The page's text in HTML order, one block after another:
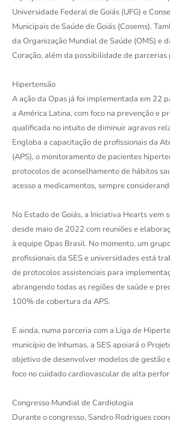
Universidade Federal de Goiás (UFG) e
Municipais de Saúde de Goiás (Cosems).
da Organização Mundial de Saúde (OMS) e
Coração, além da possibilidade de
Hipertensão
A ação da Opas já foi implementada em 22
a América Latina, com foco na prevenção e
qualificada no intuito de diminuir agravos
Engloba a capacitação de profissionais da
(APS), o monitoramento de pacientes
protocolos de aconselhamento de hábitos
acesso a medicamentos, sempre
No Estado de Goiás, a Iniciativa Hearts vem
desde maio de 2022 com reuniões e
à equipe Opas Brasil. No momento, um
profissionais da SES e universidades está
de protocolos assistenciais para
abrangendo todas as regiões de saúde e
100% de cobertura da APS.
E ainda, numa parceria com a Liga de
município de Inhumas, a SES apoiará o
objetivo de desenvolver modelos de gestão
foco no cuidado cardiovascular de alta
Congresso Mundial de Cardiologia
Durante o congresso, Sandro Rodrigues